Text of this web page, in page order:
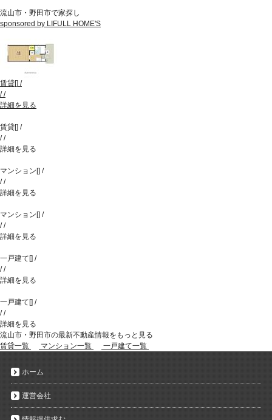
流山市・野田市で家探し
sponsored by LIFULL HOME'S
賃貸[] /
//
詳細を見る
賃貸[] /
//
詳細を見る
マンション [] /
//
詳細を見る
マンション [] /
//
詳細を見る
一戸建て [] /
//
詳細を見る
一戸建て [] /
//
詳細を見る
流山市・野田市の最新不動産情報をもっと見る
賃貸一覧
マンション一覧 一戸建て一覧
ホーム
運営会社